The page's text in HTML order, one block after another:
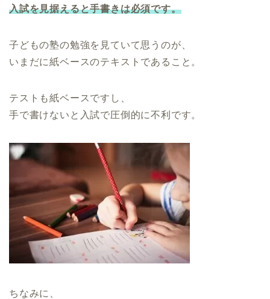
入試を見据えると手書きは必須です。
子どもの塾の勉強を見ていて思うのが、
いまだに紙ベースのテキストであること。
テストも紙ベースですし、
手で書けないと入試で圧倒的に不利です。
ちなみに、